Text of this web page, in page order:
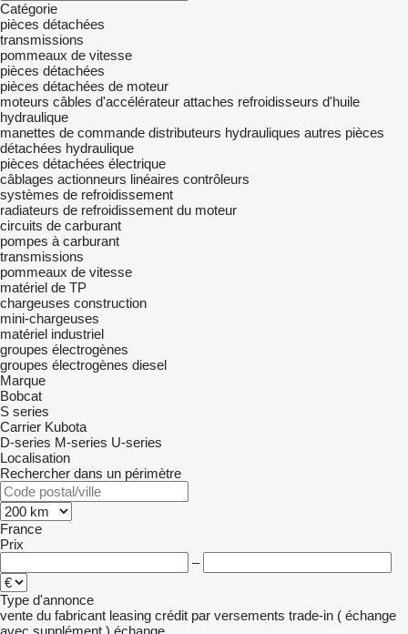
Catégorie
pièces détachées
transmissions
pommeaux de vitesse
pièces détachées
pièces détachées de moteur
moteurs câbles d'accélérateur attaches refroidisseurs d'huile
hydraulique
manettes de commande distributeurs hydrauliques autres pièces
détachées hydraulique
pièces détachées électrique
câblages actionneurs linéaires contrôleurs
systèmes de refroidissement
radiateurs de refroidissement du moteur
circuits de carburant
pompes à carburant
transmissions
pommeaux de vitesse
matériel de TP
chargeuses construction
mini-chargeuses
matériel industriel
groupes électrogènes
groupes électrogènes diesel
Marque
Bobcat
S series
Carrier Kubota
D-series M-series U-series
Localisation
Rechercher dans un périmètre
France
Prix
–
Type d'annonce
vente du fabricant leasing crédit par versements trade-in ( échange
avec supplément ) échange